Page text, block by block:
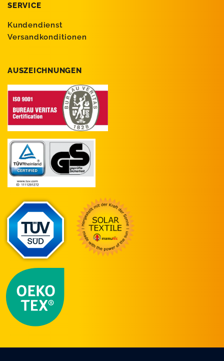
SERVICE
Kundendienst
Versandkonditionen
AUSZEICHNUNGEN